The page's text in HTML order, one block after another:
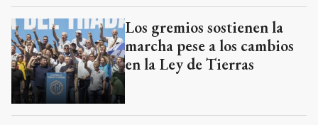
Los gremios sostienen la
marcha pese a los cambios
en la Ley de Tierras